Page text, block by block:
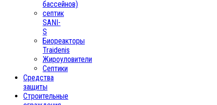
бассейнов)
септик
SANI-
S
Биореакторы
Traidenis
Жироуловители
Септики
Средства
защиты
Строительные